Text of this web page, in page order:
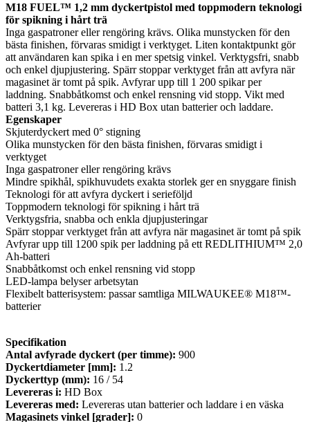
M18 FUEL™ 1,2 mm dyckertpistol med toppmodern teknologi
för spikning i hårt trä
Inga gaspatroner eller rengöring krävs. Olika munstycken för den
bästa finishen, förvaras smidigt i verktyget. Liten kontaktpunkt gör
att användaren kan spika i en mer spetsig vinkel. Verktygsfri, snabb
och enkel djupjustering. Spärr stoppar verktyget från att avfyra när
magasinet är tomt på spik. Avfyrar upp till 1 200 spikar per
laddning. Snabbåtkomst och enkel rensning vid stopp. Vikt med
batteri 3,1 kg. Levereras i HD Box utan batterier och laddare.
Egenskaper
Skjuterdyckert med 0° stigning
Olika munstycken för den bästa finishen, förvaras smidigt i
verktyget
Inga gaspatroner eller rengöring krävs
Mindre spikhål, spikhuvudets exakta storlek ger en snyggare finish
Teknologi för att avfyra dyckert i serieföljd
Toppmodern teknologi för spikning i hårt trä
Verktygsfria, snabba och enkla djupjusteringar
Spärr stoppar verktyget från att avfyra när magasinet är tomt på spik
Avfyrar upp till 1200 spik per laddning på ett REDLITHIUM™ 2,0
Ah-batteri
Snabbåtkomst och enkel rensning vid stopp
LED-lampa belyser arbetsytan
Flexibelt batterisystem: passar samtliga MILWAUKEE® M18™-
batterier
Specifikation
Antal avfyrade dyckert (per timme): 900
Dyckertdiameter [mm]: 1.2
Dyckerttyp (mm): 16 / 54
Levereras i: HD Box
Levereras med: Levereras utan batterier och laddare i en väska
Magasinets vinkel [grader]: 0